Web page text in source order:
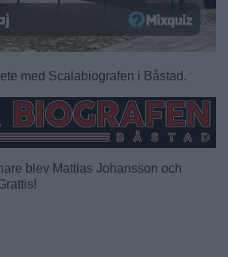
med Scalabiografen i Båstad.
blev Mattias Johansson och